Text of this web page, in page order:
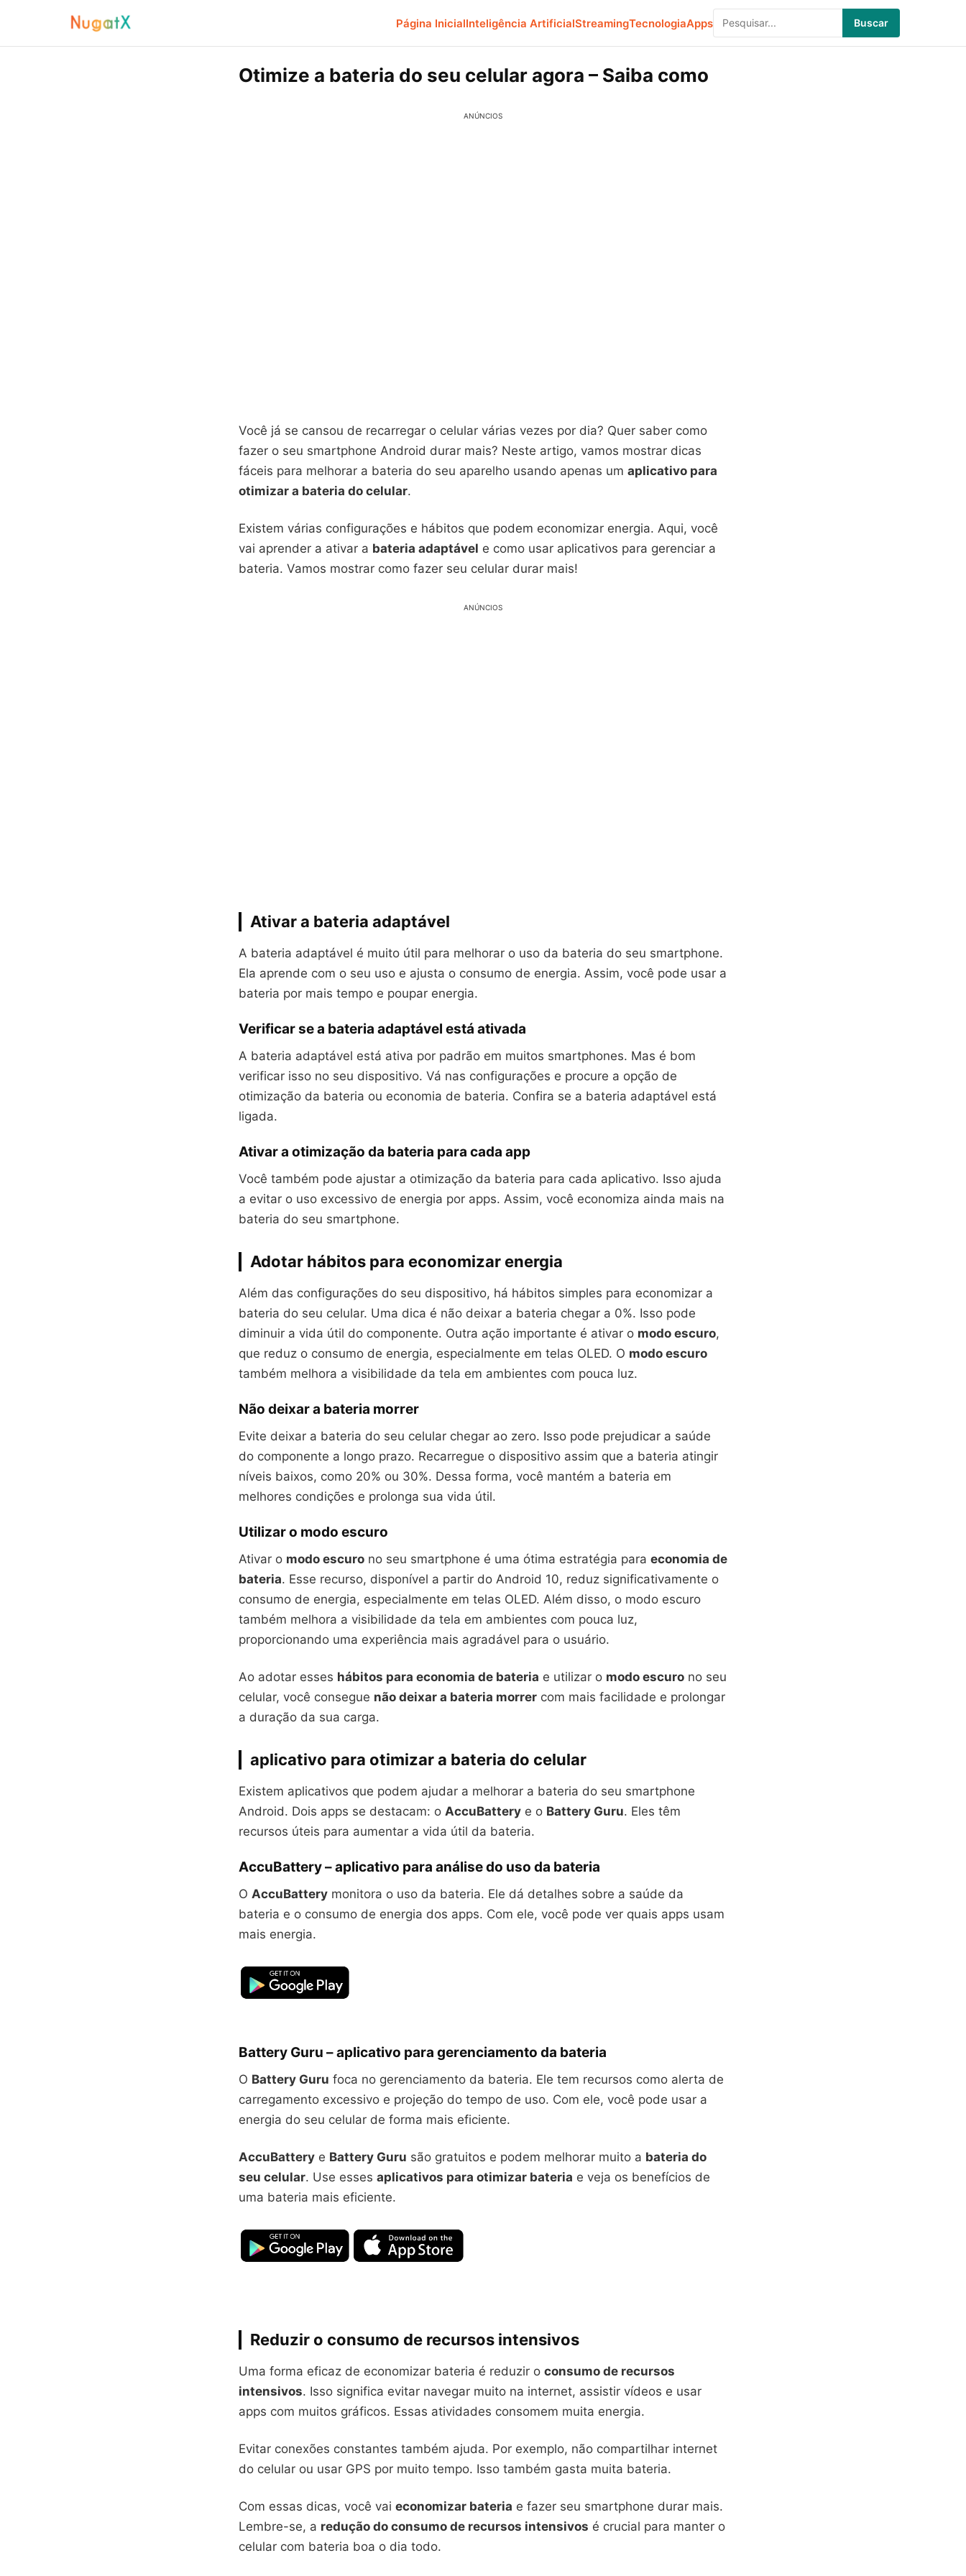
Página InicialInteligência ArtificialStreamingTecnologiaApps Buscar
Otimize a bateria do seu celular agora – Saiba como
ANÚNCIOS
Você já se cansou de recarregar o celular várias vezes por dia? Quer saber como
fazer o seu smartphone Android durar mais? Neste artigo, vamos mostrar dicas
fáceis para melhorar a bateria do seu aparelho usando apenas um aplicativo para
otimizar a bateria do celular.
Existem várias configurações e hábitos que podem economizar energia. Aqui, você
vai aprender a ativar a bateria adaptável e como usar aplicativos para gerenciar a
bateria. Vamos mostrar como fazer seu celular durar mais!
ANÚNCIOS
Ativar a bateria adaptável
A bateria adaptável é muito útil para melhorar o uso da bateria do seu smartphone.
Ela aprende com o seu uso e ajusta o consumo de energia. Assim, você pode usar a
bateria por mais tempo e poupar energia.
Verificar se a bateria adaptável está ativada
A bateria adaptável está ativa por padrão em muitos smartphones. Mas é bom
verificar isso no seu dispositivo. Vá nas configurações e procure a opção de
otimização da bateria ou economia de bateria. Confira se a bateria adaptável está
ligada.
Ativar a otimização da bateria para cada app
Você também pode ajustar a otimização da bateria para cada aplicativo. Isso ajuda
a evitar o uso excessivo de energia por apps. Assim, você economiza ainda mais na
bateria do seu smartphone.
Adotar hábitos para economizar energia
Além das configurações do seu dispositivo, há hábitos simples para economizar a
bateria do seu celular. Uma dica é não deixar a bateria chegar a 0%. Isso pode
diminuir a vida útil do componente. Outra ação importante é ativar o modo escuro,
que reduz o consumo de energia, especialmente em telas OLED. O modo escuro
também melhora a visibilidade da tela em ambientes com pouca luz.
Não deixar a bateria morrer
Evite deixar a bateria do seu celular chegar ao zero. Isso pode prejudicar a saúde
do componente a longo prazo. Recarregue o dispositivo assim que a bateria atingir
níveis baixos, como 20% ou 30%. Dessa forma, você mantém a bateria em
melhores condições e prolonga sua vida útil.
Utilizar o modo escuro
Ativar o modo escuro no seu smartphone é uma ótima estratégia para economia de
bateria. Esse recurso, disponível a partir do Android 10, reduz significativamente o
consumo de energia, especialmente em telas OLED. Além disso, o modo escuro
também melhora a visibilidade da tela em ambientes com pouca luz,
proporcionando uma experiência mais agradável para o usuário.
Ao adotar esses hábitos para economia de bateria e utilizar o modo escuro no seu
celular, você consegue não deixar a bateria morrer com mais facilidade e prolongar
a duração da sua carga.
aplicativo para otimizar a bateria do celular
Existem aplicativos que podem ajudar a melhorar a bateria do seu smartphone
Android. Dois apps se destacam: o AccuBattery e o Battery Guru. Eles têm
recursos úteis para aumentar a vida útil da bateria.
AccuBattery – aplicativo para análise do uso da bateria
O AccuBattery monitora o uso da bateria. Ele dá detalhes sobre a saúde da
bateria e o consumo de energia dos apps. Com ele, você pode ver quais apps usam
mais energia.
Battery Guru – aplicativo para gerenciamento da bateria
O Battery Guru foca no gerenciamento da bateria. Ele tem recursos como alerta de
carregamento excessivo e projeção do tempo de uso. Com ele, você pode usar a
energia do seu celular de forma mais eficiente.
AccuBattery e Battery Guru são gratuitos e podem melhorar muito a bateria do
seu celular. Use esses aplicativos para otimizar bateria e veja os benefícios de
uma bateria mais eficiente.
Reduzir o consumo de recursos intensivos
Uma forma eficaz de economizar bateria é reduzir o consumo de recursos
intensivos. Isso significa evitar navegar muito na internet, assistir vídeos e usar
apps com muitos gráficos. Essas atividades consomem muita energia.
Evitar conexões constantes também ajuda. Por exemplo, não compartilhar internet
do celular ou usar GPS por muito tempo. Isso também gasta muita bateria.
Com essas dicas, você vai economizar bateria e fazer seu smartphone durar mais.
Lembre-se, a redução do consumo de recursos intensivos é crucial para manter o
celular com bateria boa o dia todo.